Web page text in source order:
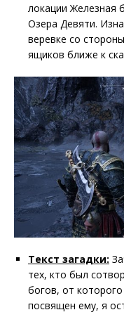
локации Железная
Озера Девяти.
веревке со
ящиков ближе к
Текст загадки:
тех, кто был
богов, от
посвящен ему, я